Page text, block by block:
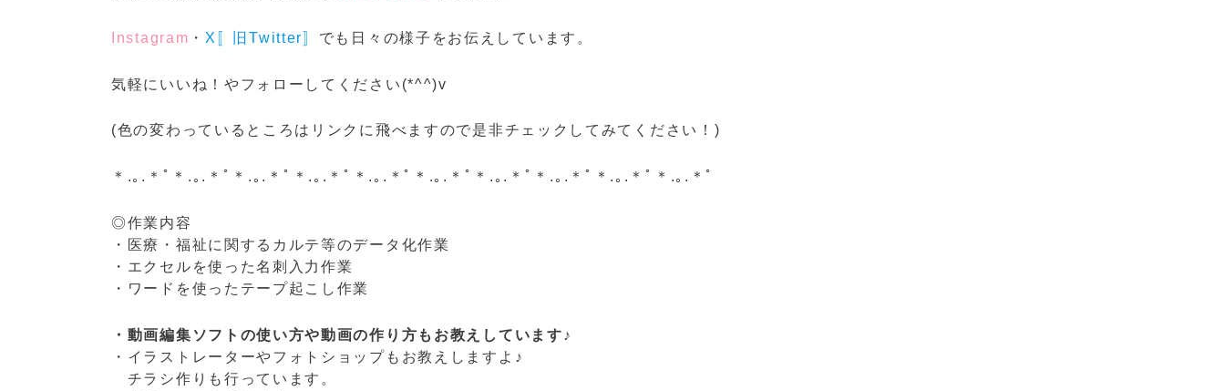
Instagram ・ X〚旧Twitter〛 でも日々の様子をお伝えしています。
気軽にいいね！やフォローしてください(*^^)v
(色の変わっているところはリンクに飛べますので是非チェックしてみてください！)
＊.｡.＊ﾟ＊.｡.＊ﾟ＊.｡.＊ﾟ＊.｡.＊ﾟ＊.｡.＊ﾟ＊.｡.＊ﾟ＊.｡.＊ﾟ＊.｡.＊ﾟ＊.｡.＊ﾟ＊.｡.＊ﾟ
◎作業内容
・医療・福祉に関するカルテ等のデータ化作業
・エクセルを使った名刺入力作業
・ワードを使ったテープ起こし作業
・動画編集ソフトの使い方や動画の作り方もお教えしています♪
・イラストレーターやフォトショップもお教えしますよ♪
チラシ作りも行っています。